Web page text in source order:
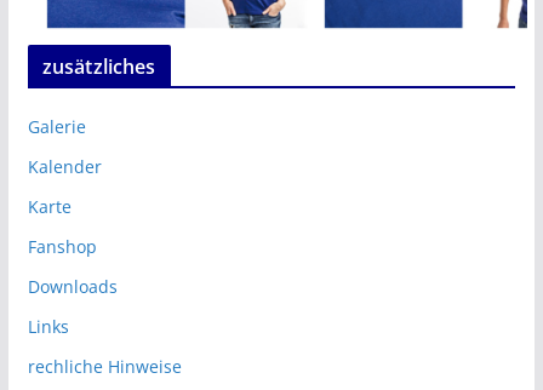
zusätzliches
Galerie
Kalender
Karte
Fanshop
Downloads
Links
rechliche Hinweise